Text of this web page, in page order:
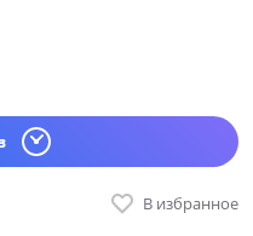
В избранное